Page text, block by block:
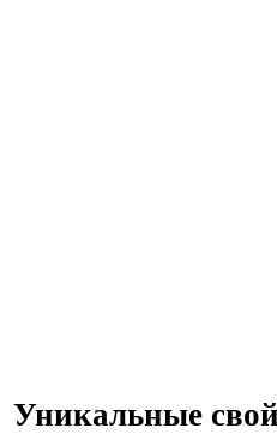
Уникальные